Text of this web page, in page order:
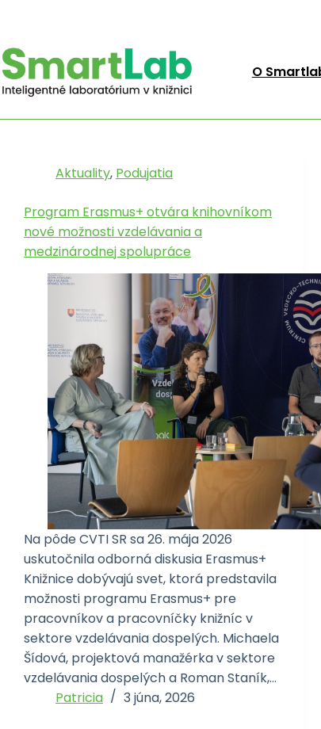
content
O
KategóriaPodujatia
Aktuality, Podujatia
Program Erasmus+ otvára knihovníkom
nové možnosti vzdelávania a
medzinárodnej spolupráce
Na pôde CVTI SR sa 26. mája 2026
uskutočnila odborná diskusia Erasmus+
Knižnice dobývajú svet, ktorá predstavila
možnosti programu Erasmus+ pre
pracovníkov a pracovníčky knižníc v
sektore vzdelávania dospelých. Michaela
Šídová, projektová manažérka v sektore
vzdelávania dospelých a Roman Staník,…
Patricia
3 júna, 2026